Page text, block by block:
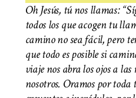
Oh Jesús, tú nos llamas:
todos los que acogen tu
camino no sea fácil, pero
que todo es posible si
viaje nos abra los ojos a
nosotros. Oramos por toda